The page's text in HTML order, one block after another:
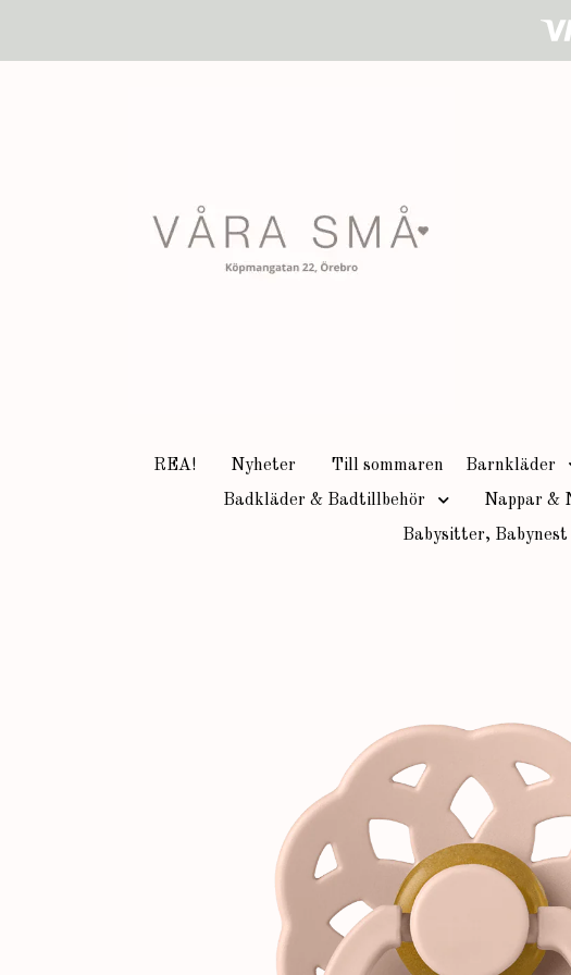
REA! Nyheter Till sommaren Barnkläder
Badkläder & Badtillbehör
Nappar &
Babysitter,